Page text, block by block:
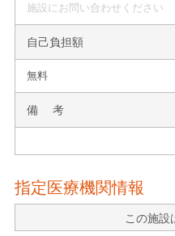
施設にお問い合わせください
自己負担額
無料
備 考
指定医療機関情報
この施設